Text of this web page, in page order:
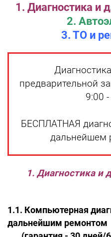
1. Диагностика и
2.
3. ТО и
предварительной
9:00
БЕСПЛАТНАЯ
дальнейшем
1. Диагностика и
1.1. Компьютерная
дальнейшим ремонтом